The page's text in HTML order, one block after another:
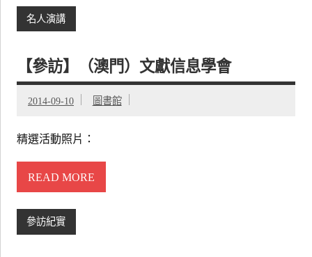
名人演講
【參訪】（澳門）文獻信息學會
2014-09-10 圖書館
精選活動照片：
READ MORE
參訪紀實